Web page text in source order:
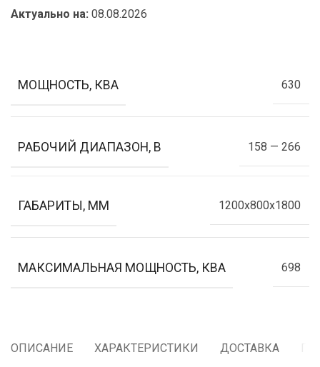
Актуально на: 08.08.2026
МОЩНОСТЬ, КВА 630
РАБОЧИЙ ДИАПАЗОН, В 158 — 266
ГАБАРИТЫ, ММ 1200x800x1800
МАКСИМАЛЬНАЯ МОЩНОСТЬ, КВА 698
ОПИСАНИЕ ХАРАКТЕРИСТИКИ ДОСТАВКА